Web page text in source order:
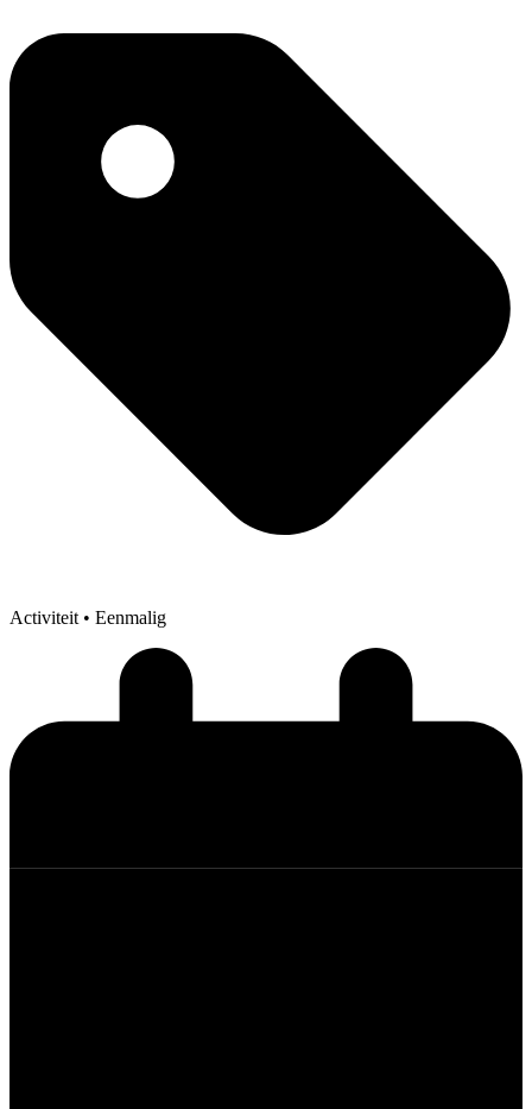
Activiteit • Eenmalig